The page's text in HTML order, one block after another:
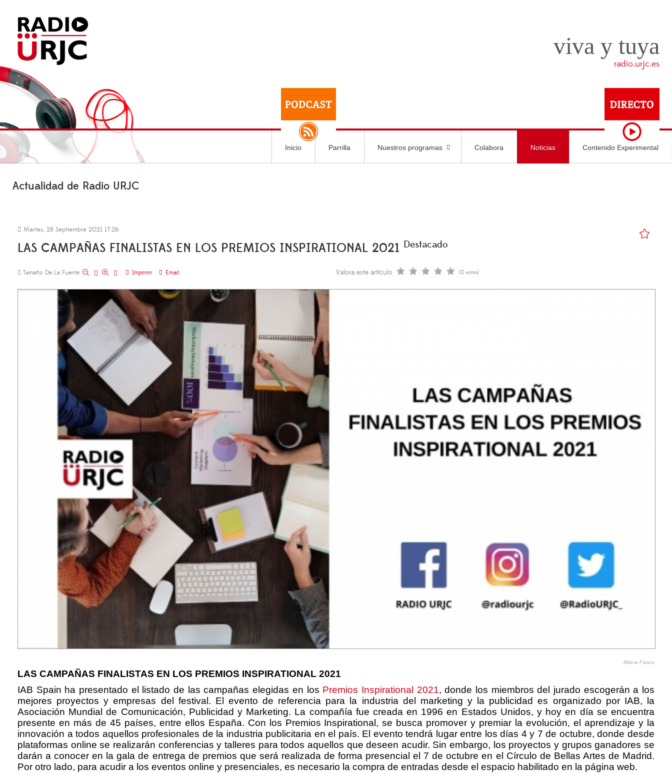
viva y tuya
radio.urjc.es
Inicio Parrilla Nuestros programas Colabora Noticias Contenido Experimental
Actualidad de Radio URJC
Martes, 28 Septiembre 2021 17:26
LAS CAMPAÑAS FINALISTAS EN LOS PREMIOS INSPIRATIONAL 2021 Destacado
Tamaño De La Fuente Imprimir Email Valora este artículo (0 votos)
Aitana Fresno
LAS CAMPAÑAS FINALISTAS EN LOS PREMIOS INSPIRATIONAL 2021
IAB Spain ha presentado el listado de las campañas elegidas en los Premios Inspirational 2021, donde los miembros del jurado escogerán a los
mejores proyectos y empresas del festival. El evento de referencia para la industria del marketing y la publicidad es organizado por IAB, la
Asociación Mundial de Comunicación, Publicidad y Marketing. La compañía fue creada en 1996 en Estados Unidos, y hoy en día se encuentra
presente en más de 45 países, entre ellos España. Con los Premios Inspirational, se busca promover y premiar la evolución, el aprendizaje y la
innovación a todos aquellos profesionales de la industria publicitaria en el país. El evento tendrá lugar entre los días 4 y 7 de octubre, donde desde
plataformas online se realizarán conferencias y talleres para todos aquellos que deseen acudir. Sin embargo, los proyectos y grupos ganadores se
darán a conocer en la gala de entrega de premios que será realizada de forma presencial el 7 de octubre en el Círculo de Bellas Artes de Madrid.
Por otro lado, para acudir a los eventos online y presenciales, es necesario la compra de entradas desde el espacio habilitado en la página web.